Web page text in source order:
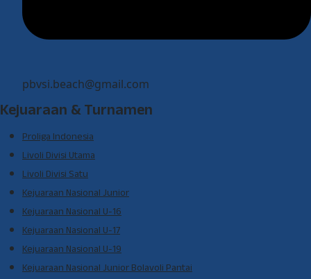
pbvsi.beach@gmail.com
Kejuaraan & Turnamen
Proliga Indonesia
Livoli Divisi Utama
Livoli Divisi Satu
Kejuaraan Nasional Junior
Kejuaraan Nasional U-16
Kejuaraan Nasional U-17
Kejuaraan Nasional U-19
Kejuaraan Nasional Junior Bolavoli Pantai